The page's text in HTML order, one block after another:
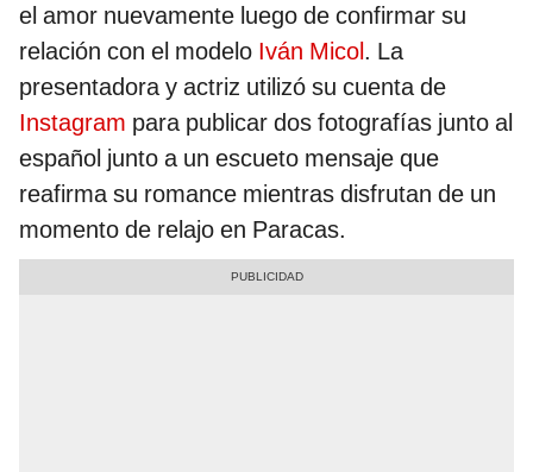
el amor nuevamente luego de confirmar su
relación con el modelo Iván Micol. La
presentadora y actriz utilizó su cuenta de
Instagram para publicar dos fotografías junto al
español junto a un escueto mensaje que
reafirma su romance mientras disfrutan de un
momento de relajo en Paracas.